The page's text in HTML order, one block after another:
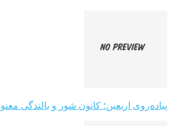
پیاده‌روی اربعین؛ کانون شور و بالندگی